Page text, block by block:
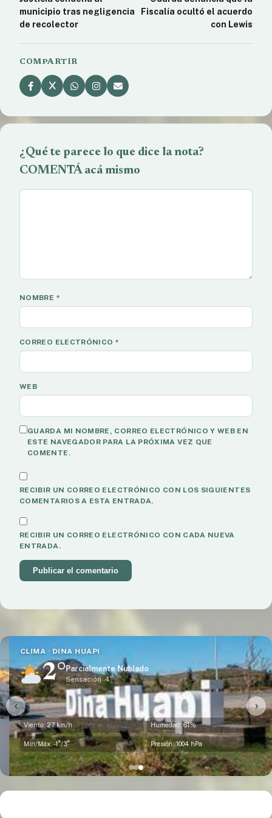
municipio tras negligencia
de recolector
Fiscalía ocultó el acuerdo
con Lewis
COMPARTIR
¿Qué te parece lo que dice la nota?
COMENTÁ acá mismo
NOMBRE *
CORREO ELECTRÓNICO *
WEB
GUARDA MI NOMBRE, CORREO ELECTRÓNICO Y WEB EN
ESTE NAVEGADOR PARA LA PRÓXIMA VEZ QUE
COMENTE.
RECIBIR UN CORREO ELECTRÓNICO CON LOS SIGUIENTES
COMENTARIOS A ESTA ENTRADA.
RECIBIR UN CORREO ELECTRÓNICO CON CADA NUEVA
ENTRADA.
CLIMA · DINA HUAPI
2°Parcialmente Nublado
Sensación -4°
Viento: 27 km/h Humedad: 61%
Mín/Máx: -1°/3° Presión: 1004 hPa
‹ ›